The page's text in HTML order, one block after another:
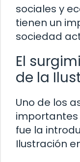
sociales y
tienen un
sociedad
El
de la
Uno de los
importantes
fue la
Ilustración